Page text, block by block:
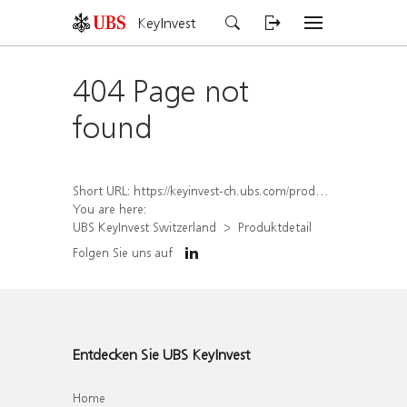
KeyInvest
404 Page not
found
Short URL: https://keyinvest-ch.ubs.com/produkt/detail/index/isin/CH1570524400
You are here:
UBS KeyInvest Switzerland
Produktdetail
Folgen Sie uns auf
Entdecken Sie UBS KeyInvest
Home